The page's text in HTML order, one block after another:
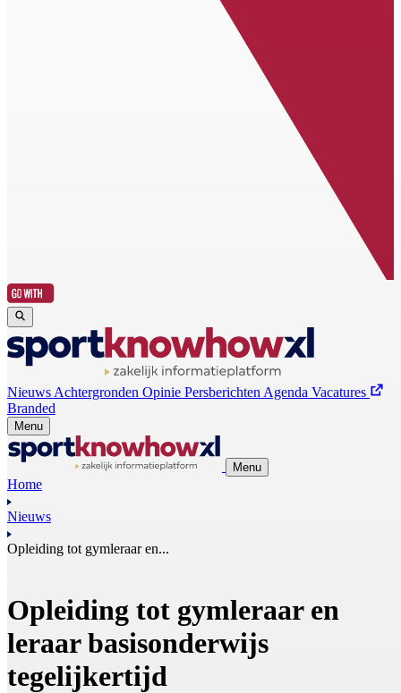
Nieuws Achtergronden Opinie Persberichten Agenda Vacatures
Branded
Menu
Menu
Home
Nieuws
Opleiding tot gymleraar en...
Opleiding tot gymleraar en
leraar basisonderwijs
tegelijkertijd